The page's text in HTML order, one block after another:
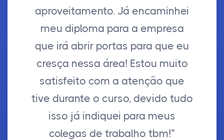
aproveitamento. Já encaminhei
meu diploma para a empresa
que irá abrir portas para que eu
cresça nessa área! Estou muito
satisfeito com a atenção que
tive durante o curso, devido tudo
isso já indiquei para meus
colegas de trabalho tbm!”